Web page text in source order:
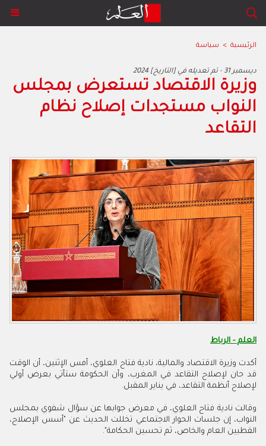
الرئيسية > سياسة
2024 ديسمبر 31 - تم تعديله في [التاريخ]
وزيرة الاقتصاد تستعرض بمجلس
النواب مستجدات إصلاح نظام
التقاعد
العلم - الرباط
أكدت وزيرة الاقتصاد والمالية، نادية فتاح العلوي، أمس الإثنين، أن الوقت
قد حان لإصلاح التقاعد في المغرب، وأن الحكومة ستأتي بعرض أولي
لإصلاح أنظمة التقاعد، في يناير المقبل.
وقالت نادية فتاح العلوي، في معرض جوابها عن سؤال شفوي بمجلس
النواب، إن جلسات الحوار الاجتماعي تخللت الحديث عن "أسس الإصلاح،
القطبين العام والخاص، ثم تحسين الحكامة".